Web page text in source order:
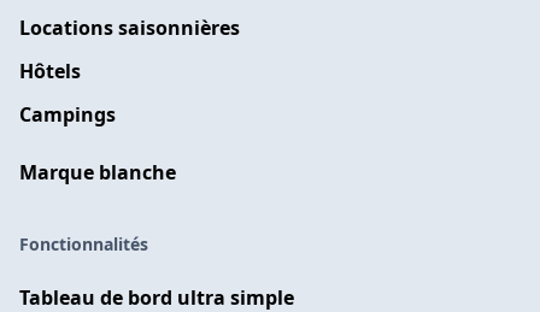
Locations saisonnières
Hôtels
Campings
Marque blanche
Fonctionnalités
Tableau de bord ultra simple